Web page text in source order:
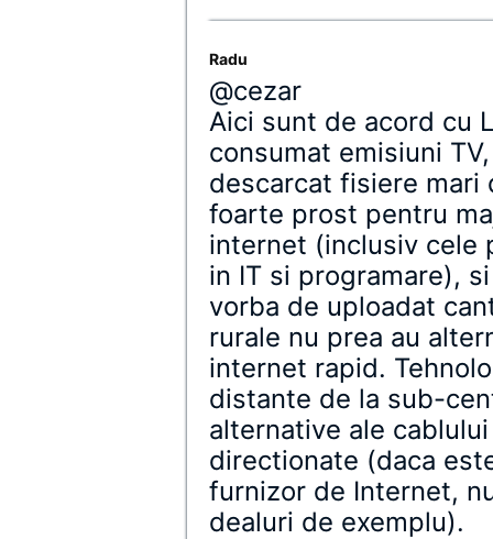
Radu
@cezar
Aici sunt de acord cu
consumat emisiuni
descarcat fisiere mari
foarte prost pentru
internet (inclusiv cele
in IT si programare),
vorba de uploadat
rurale nu prea au
internet rapid.
distante de la sub-
alternative ale
directionate (daca
furnizor de Internet,
dealuri de exemplu).